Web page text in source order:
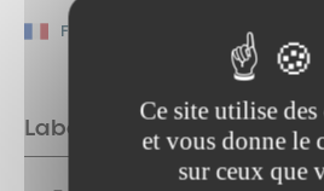
Ce site utilise
et vous donne le
sur ceux que
Français
Labels